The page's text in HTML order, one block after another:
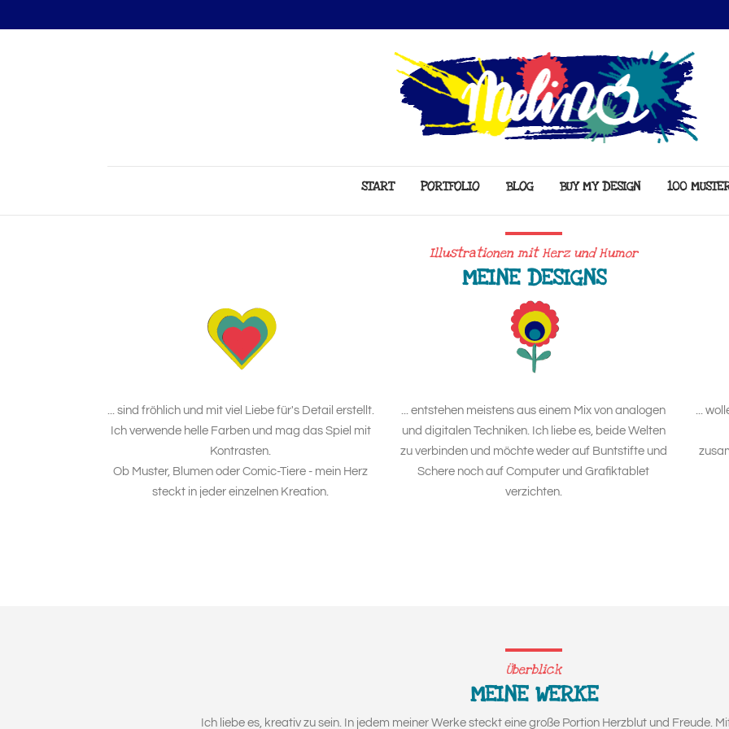
START PORTFOLIO BLOG BUY MY DESIGN 100
Illustrationen mit Herz und Humor
MEINE DESIGNS
... sind fröhlich und mit viel Liebe für's Detail erstellt.
Ich verwende helle Farben und mag das Spiel mit
Kontrasten.
Ob Muster, Blumen oder Comic-Tiere - mein Herz
steckt in jeder einzelnen Kreation.
... entstehen meistens aus einem Mix von analogen
und digitalen Techniken. Ich liebe es, beide Welten
zu verbinden und möchte weder auf Buntstifte und
Schere noch auf Computer und Grafiktablet
verzichten.
...
Überblick
MEINE WERKE
Ich liebe es, kreativ zu sein. In jedem meiner Werke steckt eine große Portion Herzblut und Freude.